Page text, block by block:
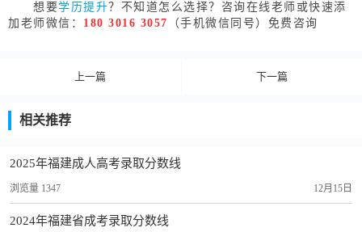
想要学历提升？不知道怎么选择？咨询在线老师或快速添
加老师微信： 180 3016 3057 （手机微信同号）免费咨询
上一篇 下一篇
相关推荐
2025年福建成人高考录取分数线
浏览量 1347 12月15日
2024年福建省成考录取分数线